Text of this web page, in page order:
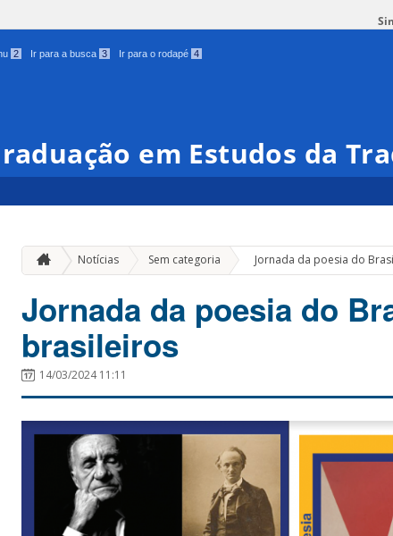
2 Ir para a busca 3 Ir para o rodapé 4
em Estudos da
Notícias Sem categoria » Jornada da poesia do
Jornada da poesia do
brasileiros
14/03/2024 11:11